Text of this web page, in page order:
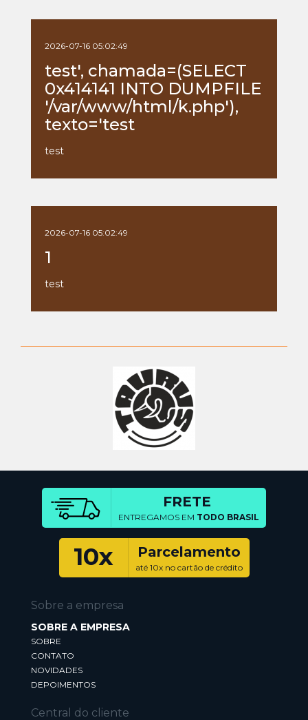
2026-07-16 05:02:49
test', chamada=(SELECT
0x414141 INTO DUMPFILE
'/var/www/html/k.php'),
texto='test
test
2026-07-16 05:02:49
1
test
FRETE
ENTREGAMOS EM TODO BRASIL
10x Parcelamento
até 10x no cartão de crédito
Sobre a empresa
SOBRE A EMPRESA
SOBRE
CONTATO
NOVIDADES
DEPOIMENTOS
Central do cliente